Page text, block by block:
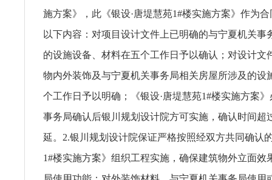
施方案》，此《银设·唐堤慧苑1#楼实施方案》作为
以下内容：对项目设计文件上已明确的与宁夏机关事
的设施设备、材料在五个工作日予以确认；对设计文
物内外装饰及与宁夏机关事务局相关房屋所涉及的设
个工作日予以明确；《银设·唐堤慧苑1#楼实施方案
事务局确认后银川规划设计院方可实施，确认时间超
延。2.银川规划设计院保证严格按照经双方共同确认
1#楼实施方案》组织工程实施，确保建筑物外立面效